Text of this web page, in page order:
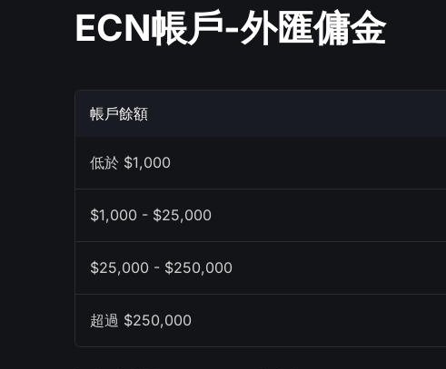
ECN帳戶-外匯傭金
帳戶餘額
低於 $1,000
$1,000 - $25,000
$25,000 - $250,000
超過 $250,000